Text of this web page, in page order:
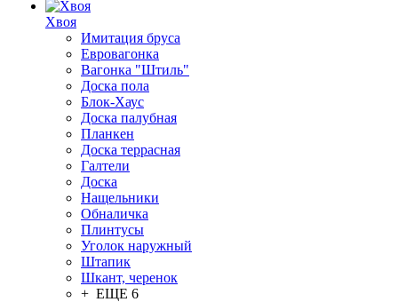
Хвоя
Имитация бруса
Евровагонка
Вагонка "Штиль"
Доска пола
Блок-Хаус
Доска палубная
Планкен
Доска террасная
Галтели
Доска
Нащельники
Обналичка
Плинтусы
Уголок наружный
Штапик
Шкант, черенок
+ ЕЩЕ 6